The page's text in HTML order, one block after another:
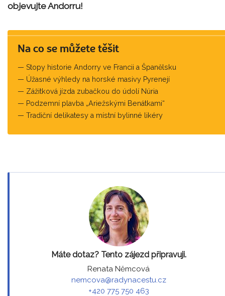
objevujte Andorru!
Na co se můžete těšit
Stopy historie Andorry ve Francii a Španělsku
Úžasné výhledy na horské masivy Pyrenejí
Zážitková jízda zubačkou do údolí Núria
Podzemní plavba „Ariežskými Benátkami“
Tradiční delikatesy a místní bylinné likéry
Máte dotaz? Tento zájezd připravuji.
Renata Němcová
nemcova@radynacestu.cz
+420 775 750 463